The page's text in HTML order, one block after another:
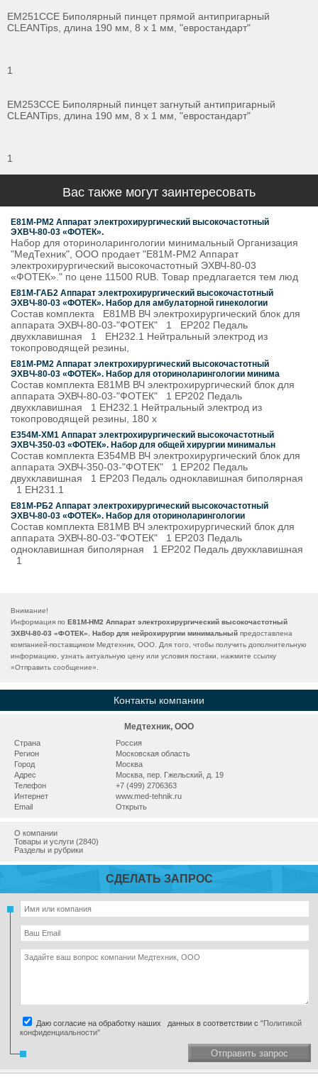
ЕМ251ССЕ Биполярный пинцет прямой антипригарный
CLEANTips, длина 190 мм, 8 х 1 мм, "евростандарт"
1
ЕМ253ССЕ Биполярный пинцет загнутый антипригарный
CLEANTips, длина 190 мм, 8 х 1 мм, "евростандарт"
1
Вас также могут заинтересовать
Е81М-РМ2 Аппарат электрохирургический высокочастотный
ЭХВЧ-80-03 «ФОТЕК».
Набор для оториноларингологии минимальный Организация
"МедТехник", ООО продает "Е81М-РМ2 Аппарат
электрохирургический высокочастотный ЭХВЧ-80-03
«ФОТЕК»." по цене 11500 RUB. Товар предлагается тем люд
Е81М-ГАБ2 Аппарат электрохирургический высокочастотный
ЭХВЧ-80-03 «ФОТЕК». Набор для амбулаторной гинекологии
Состав комплекта Е81МВ ВЧ электрохирургический блок для
аппарата ЭХВЧ-80-03-"ФОТЕК" 1 ЕР202 Педаль
двухклавишная 1 ЕН232.1 Нейтральный электрод из
токопроводящей резины,
Е81М-РМ2 Аппарат электрохирургический высокочастотный
ЭХВЧ-80-03 «ФОТЕК». Набор для оториноларингологии минима
Состав комплекта Е81МВ ВЧ электрохирургический блок для
аппарата ЭХВЧ-80-03-"ФОТЕК" 1 ЕР202 Педаль
двухклавишная 1 ЕН232.1 Нейтральный электрод из
токопроводящей резины, 180 х
Е354М-ХМ1 Аппарат электрохирургический высокочастотный
ЭХВЧ-350-03 «ФОТЕК». Набор для общей хирургии минимальн
Состав комплекта Е354МВ ВЧ электрохирургический блок для
аппарата ЭХВЧ-350-03-"ФОТЕК" 1 ЕР202 Педаль
двухклавишная 1 ЕР203 Педаль одноклавишная биполярная
1 ЕН231.1
Е81М-РБ2 Аппарат электрохирургический высокочастотный
ЭХВЧ-80-03 «ФОТЕК». Набор для оториноларингологии
Состав комплекта Е81МВ ВЧ электрохирургический блок для
аппарата ЭХВЧ-80-03-"ФОТЕК" 1 ЕР203 Педаль
одноклавишная биполярная 1 ЕР202 Педаль двухклавишная
1
Внимание!
Информация по Е81М-НМ2 Аппарат электрохирургический высокочастотный
ЭХВЧ-80-03 «ФОТЕК». Набор для нейрохирургии минимальный предоставлена
компанией-поставщиком Медтехник, ООО. Для того, чтобы получить дополнительную
информацию, узнать актуальную цену или условия постаки, нажмите ссылку
«Отправить сообщение».
Контакты компании
Медтехник, ООО
Страна
Россия
Регион
Московская область
Город
Москва
Адрес
Москва, пер. Гжельский, д. 19
Телефон
+7 (499) 2706363
Интернет
www.med-tehnik.ru
Email
Открыть
О компании
Товары и услуги (2840)
Разделы и рубрики
СДЕЛАТЬ ЗАПРОС
Даю согласие на обработку наших данных в соответствии с "Политикой
конфиденциальности"
Отправить запрос